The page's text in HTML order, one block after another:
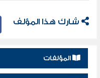
شارك هذا المؤلف
المؤلفات